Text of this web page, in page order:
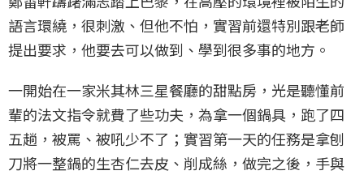
語言環繞，很刺激、但他不怕，實習前還特別跟老師
提出要求，他要去可以做到、學到很多事的地方。
一開始在一家米其林三星餐廳的甜點房，光是聽懂前
輩的法文指令就費了些功夫，為拿一個鍋具，跑了四
五趟，被罵、被吼少不了；實習第一天的任務是拿刨
刀將一整鍋的生杏仁去皮、削成絲，做完之後，手與